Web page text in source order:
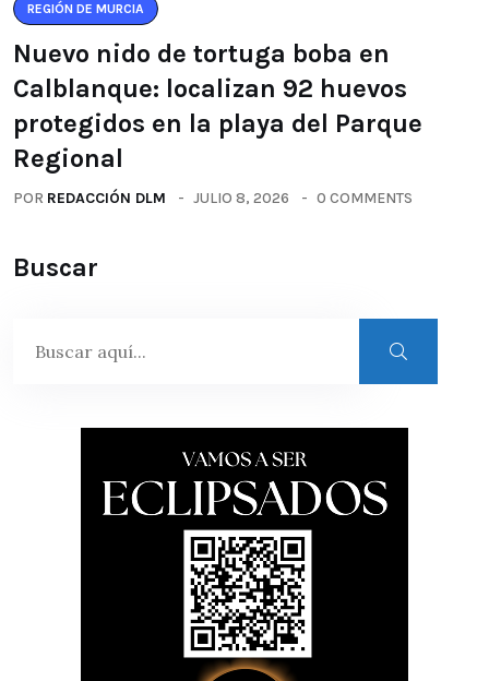
REGIÓN DE MURCIA
Nuevo nido de tortuga boba en
Calblanque: localizan 92 huevos
protegidos en la playa del Parque
Regional
POR REDACCIÓN DLM JULIO 8, 2026 0 COMMENTS
Buscar